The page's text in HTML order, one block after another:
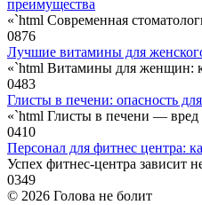
преимущества
«`html Современная
0876
Лучшие витамины для
«`html Витамины для женщин:
0483
Глисты в печени: опасность
«`html Глисты в печени —
0410
Персонал для фитнес центра:
Успех фитнес-центра зависит
0349
© 2026 Голова не болит